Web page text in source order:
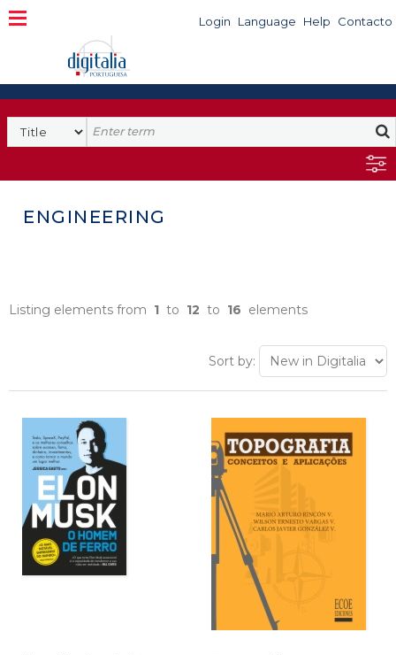
Login Language Help Contacto
ENGINEERING
Listing elements from 1 to 12 to 16 elements
Sort by: